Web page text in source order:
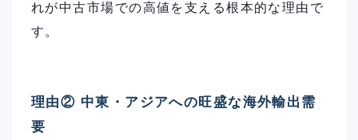
れが中古市場での高値を支える根本的な理由で
す。
理由② 中東・アジアへの旺盛な海外輸出需
要